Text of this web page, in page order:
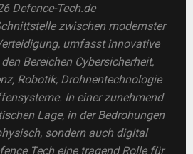
Defence-Tech.de
zwischen modernster
umfasst innovative
Bereichen Cybersicherheit,
Robotik, Drohnentechnologie
In einer zunehmend
Lage, in der Bedrohungen
sondern auch digital
Tech eine tragend Rolle für